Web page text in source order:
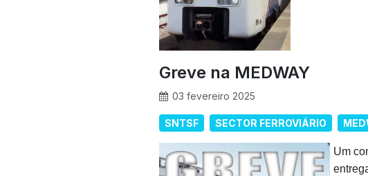
Greve na MEDWAY
03 fevereiro 2025
SNTSF SECTOR FERROVIÁRIO
Um